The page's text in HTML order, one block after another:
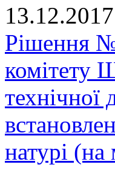
13.12.2017
Рішення
комітету
технічної
натурі (на